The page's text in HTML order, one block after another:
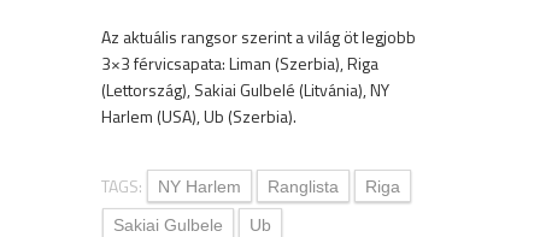
Az aktuális rangsor szerint a világ öt legjobb
3×3 férvicsapata: Liman (Szerbia), Riga
(Lettország), Sakiai Gulbelé (Litvánia), NY
Harlem (USA), Ub (Szerbia).
TAGS: NY Harlem Ranglista
Riga
Sakiai Gulbele
Ub